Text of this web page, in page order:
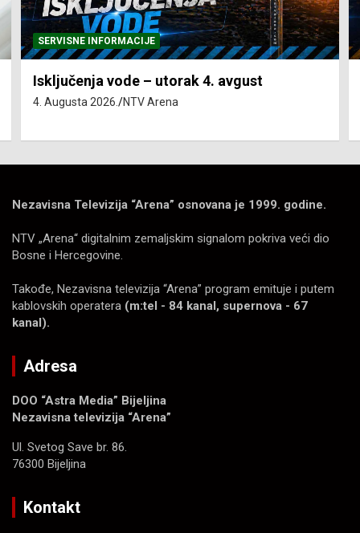
SERVISNE INFORMACIJE
Isključenja vode – utorak 4. avgust
4. Augusta 2026. NTV Arena
Nezavisna Televizija “Arena” osnovana je 1999. godine.
NTV „Arena“ digitalnim zemaljskim signalom pokriva veći dio
Bosne i Hercegovine.
Takođe, Nezavisna televizija “Arena” program emituje i putem
kablovskih operatera (m:tel - 84 kanal, supernova - 67
kanal).
Adresa
DOO “Astra Media” Bijeljina
Nezavisna televizija “Arena”
Ul. Svetog Save br. 86.
76300 Bijeljina
Kontakt